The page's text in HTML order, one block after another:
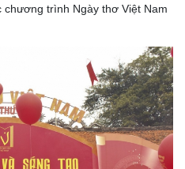
trình Ngày thơ Việt Nam